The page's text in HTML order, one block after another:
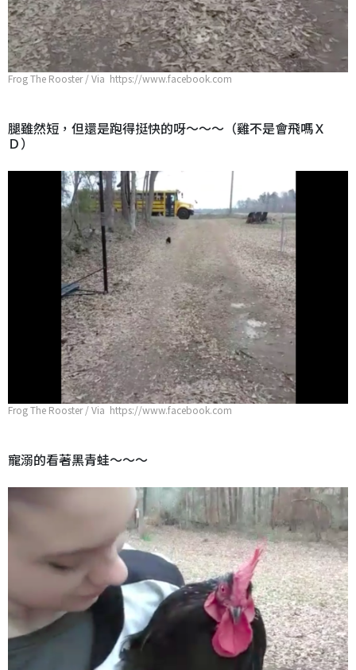
Frog The Rooster / Via https://www.facebook.com
腿雖然短，但還是跑得挺快的呀～～～（雞不是會飛嗎Ｘ
Ｄ）
Frog The Rooster / Via https://www.facebook.com
寵溺的看著黑青蛙～～～